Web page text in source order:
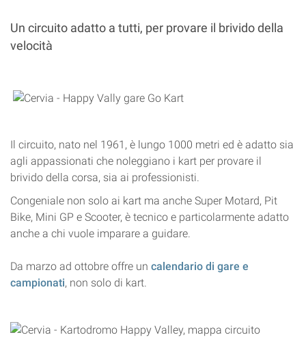
Un circuito adatto a tutti, per provare il brivido della
velocità
Il circuito, nato nel 1961, è lungo 1000 metri ed è adatto sia
agli appassionati che noleggiano i kart per provare il
brivido della corsa, sia ai professionisti.
Congeniale non solo ai kart ma anche Super Motard, Pit
Bike, Mini GP e Scooter, è tecnico e particolarmente adatto
anche a chi vuole imparare a guidare.
Da marzo ad ottobre offre un calendario di gare e
campionati, non solo di kart.